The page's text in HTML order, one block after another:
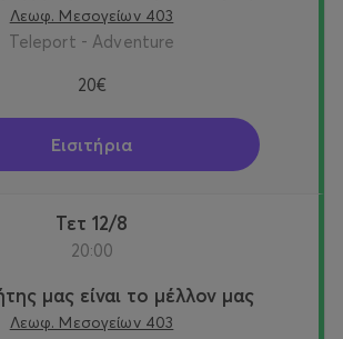
Λεωφ. Μεσογείων 403
Teleport - Adventure
20€
Εισιτήρια
Τετ 12/8
20:00
μας είναι το μέλλον μας
Λεωφ. Μεσογείων 403